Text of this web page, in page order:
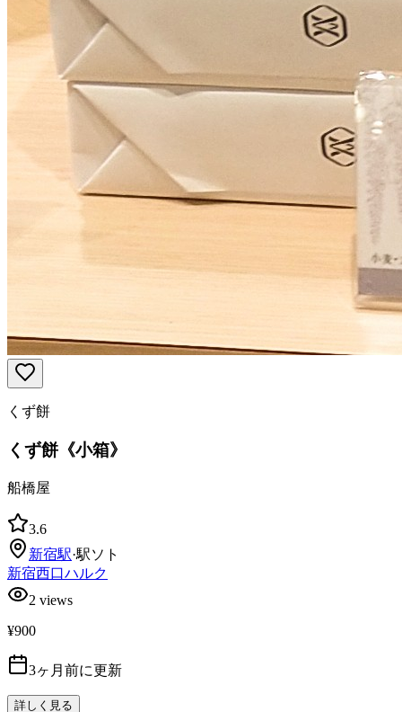
くず餅
くず餅《小箱》
船橋屋
3.6
新宿駅·駅ソト
新宿西口ハルク
2 views
¥900
3ヶ月前に更新
詳しく見る